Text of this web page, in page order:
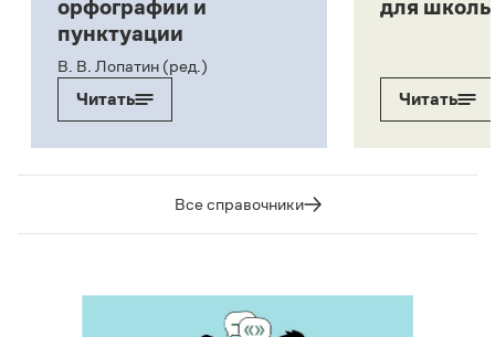
орфографии и
пунктуации
В. В. Лопатин (ред.)
Читать
для
Читать
Все справочники